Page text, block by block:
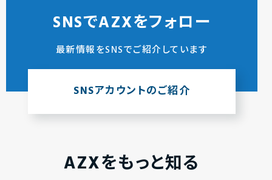
SNSでAZXをフォロー
最新情報をSNSでご紹介しています
SNSアカウントのご紹介
AZXをもっと知る